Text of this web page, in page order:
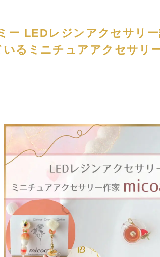
ー LEDレジンアクセサリ
いるミニチュアアクセサリ